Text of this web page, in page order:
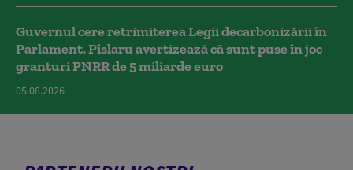
Guvernul cere retrimiterea Legii decarbonizării în
Parlament. Pîslaru avertizează că sunt puse în joc
granturi PNRR de 5 miliarde euro
05.08.2026